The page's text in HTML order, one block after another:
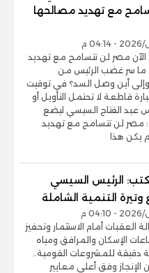
مع تهديد مصالحها
الآن مصر لن تتسامح مع تهديد
- ما سر غضب الرئيس من
وإلى أين وصل السد؟ في توقيت
قاطعة لا تحتمل التأويل أو
عبد الفتاح السيسي ليضع
مصر لن تتسامح مع تهديد
يكن هذا
الرئيس السيسي
التنمية الشاملة
العقبات أمام الاستثمار وتحفيز
الإسكان والمرافق ومياه
دقيقة للمشروعات القومية..
وفق أعلى معايير